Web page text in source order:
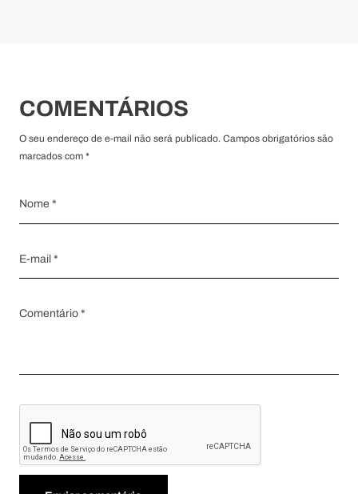
COMENTÁRIOS
O seu endereço de e-mail não será publicado. Campos obrigatórios são
marcados com *